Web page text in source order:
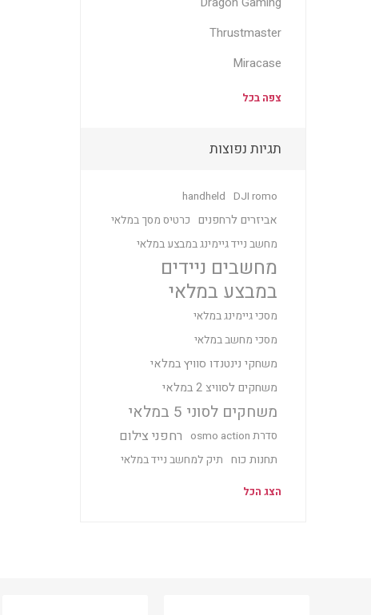
Thrustmaster
Miracase
צפה בכל
תגיות נפוצות
DJI romo
handheld
אביזרים לרחפנים כרטיס מסך במלאי
מחשב נייד גיימינג במבצע במלאי
מחשבים ניידים
במבצע במלאי
מסכי גיימינג במלאי
מסכי מחשב במלאי
משחקי נינטנדו סוויץ במלאי
משחקים לסוויצ 2 במלאי
משחקים לסוני 5 במלאי
סדרת osmo action רחפני צילום
תחנות כוח תיק למחשב נייד במלאי
הצג הכל